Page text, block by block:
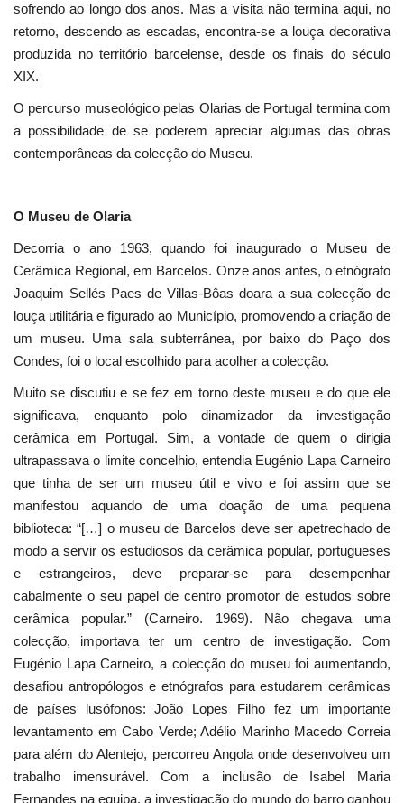
sofrendo ao longo dos anos. Mas a visita não termina aqui, no
retorno, descendo as escadas, encontra-se a louça decorativa
produzida no território barcelense, desde os finais do século
XIX.
O percurso museológico pelas Olarias de Portugal termina com
a possibilidade de se poderem apreciar algumas das obras
contemporâneas da colecção do Museu.
O Museu de Olaria
Decorria o ano 1963, quando foi inaugurado o Museu de
Cerâmica Regional, em Barcelos. Onze anos antes, o etnógrafo
Joaquim Sellés Paes de Villas-Bôas doara a sua colecção de
louça utilitária e figurado ao Município, promovendo a criação de
um museu. Uma sala subterrânea, por baixo do Paço dos
Condes, foi o local escolhido para acolher a colecção.
Muito se discutiu e se fez em torno deste museu e do que ele
significava, enquanto polo dinamizador da investigação
cerâmica em Portugal. Sim, a vontade de quem o dirigia
ultrapassava o limite concelhio, entendia Eugénio Lapa Carneiro
que tinha de ser um museu útil e vivo e foi assim que se
manifestou aquando de uma doação de uma pequena
biblioteca: “[…] o museu de Barcelos deve ser apetrechado de
modo a servir os estudiosos da cerâmica popular, portugueses
e estrangeiros, deve preparar-se para desempenhar
cabalmente o seu papel de centro promotor de estudos sobre
cerâmica popular.” (Carneiro. 1969). Não chegava uma
colecção, importava ter um centro de investigação. Com
Eugénio Lapa Carneiro, a colecção do museu foi aumentando,
desafiou antropólogos e etnógrafos para estudarem cerâmicas
de países lusófonos: João Lopes Filho fez um importante
levantamento em Cabo Verde; Adélio Marinho Macedo Correia
para além do Alentejo, percorreu Angola onde desenvolveu um
trabalho imensurável. Com a inclusão de Isabel Maria
Fernandes na equipa, a investigação do mundo do barro ganhou